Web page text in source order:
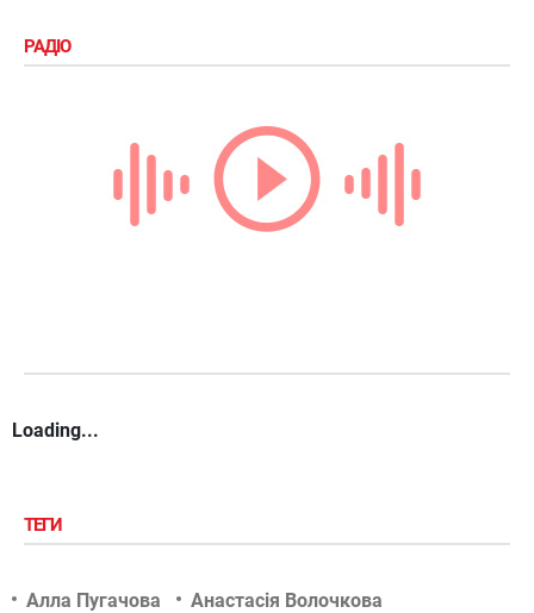
РАДІО
Loading...
ТЕГИ
Алла Пугачова
Анастасія Волочкова